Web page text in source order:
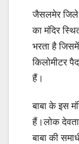
जैसलमेर जिले
का मंदिर
भरता है
किलोमीटर
हैं।
बाबा के इस
हैं।लोक देवता
बाबा की